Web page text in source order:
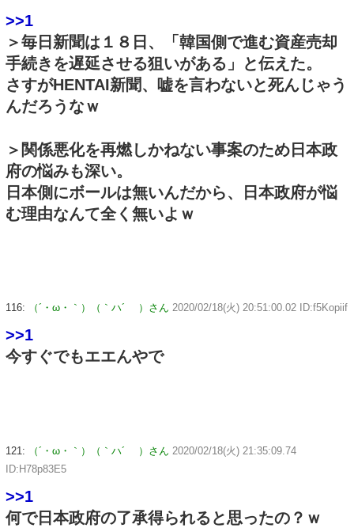
>>1
＞毎日新聞は１８日、「韓国側で進む資産売却
手続きを遅延させる狙いがある」と伝えた。
さすがHENTAI新聞、嘘を言わないと死んじゃう
んだろうなｗ
＞関係悪化を再燃しかねない事案のため日本政
府の悩みも深い。
日本側にボールは無いんだから、日本政府が悩
む理由なんて全く無いよｗ
116: （´・ω・｀）（｀ハ´ ）さん 2020/02/18(火) 20:51:00.02 ID:f5Kopiif
>>1
今すぐでもエエんやで
121: （´・ω・｀）（｀ハ´ ）さん 2020/02/18(火) 21:35:09.74
ID:H78p83E5
>>1
何で日本政府の了承得られると思ったの？ｗ